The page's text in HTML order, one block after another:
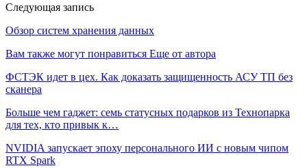
Следующая запись
Обзор систем хранения данных
Вам также могут понравиться Еще от автора
ФСТЭК идет в цех. Как доказать защищенность АСУ ТП без
сканера
Больше чем гаджет: семь статусных подарков из Технопарка
для тех, кто привык к…
NVIDIA запускает эпоху персонального ИИ с новым чипом
RTX Spark